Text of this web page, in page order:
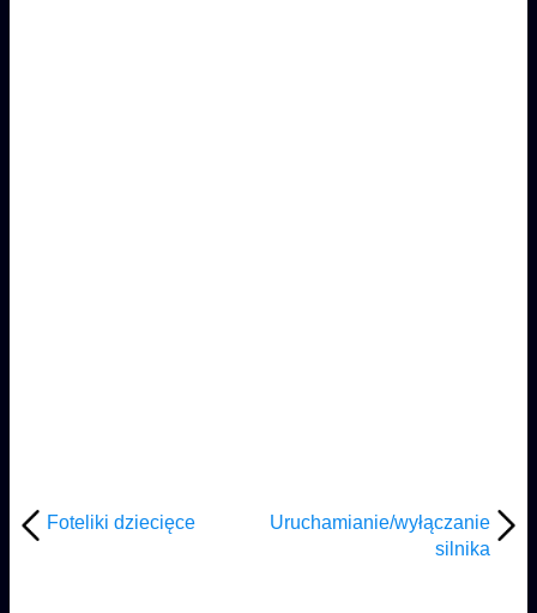
Foteliki dziecięce
Uruchamianie/wyłączanie
silnika